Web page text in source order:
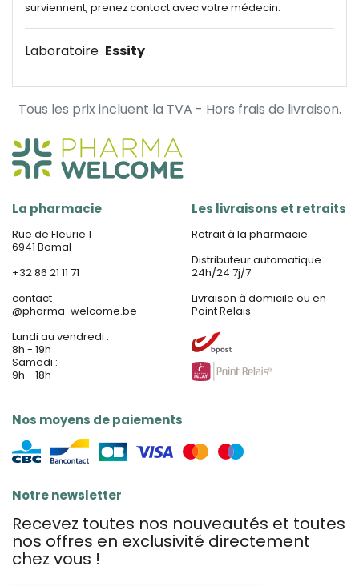
surviennent, prenez contact avec votre médecin.
Laboratoire Essity
Tous les prix incluent la TVA - Hors frais de livraison.
La pharmacie
Rue de Fleurie 1
6941 Bomal
+32 86 21 11 71
contact
@pharma-welcome.be
Lundi au vendredi :
8h - 19h
Samedi :
9h - 18h
Nos moyens de paiements
Les livraisons et retraits
Retrait à la pharmacie
Distributeur automatique
24h/24 7j/7
Livraison à domicile ou en
Point Relais
Notre newsletter
Recevez toutes nos nouveautés et toutes
nos offres en exclusivité directement
chez vous !